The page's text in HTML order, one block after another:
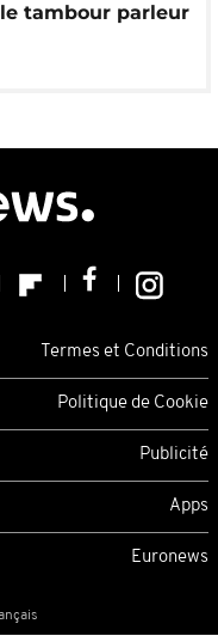
tambour parleur
Termes et Conditions
Politique de Cookie
Publicité
Apps
Euronews